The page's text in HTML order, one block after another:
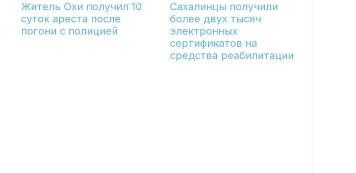
Житель Охи получил 10
суток ареста после
погони с полицией
Сахалинцы получили
более двух тысяч
электронных
сертификатов на
средства реабилитации